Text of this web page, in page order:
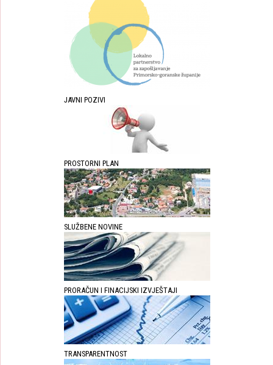
JAVNI POZIVI
PROSTORNI PLAN
SLUŽBENE NOVINE
PRORAČUN I FINACIJSKI IZVJEŠTAJI
TRANSPARENTNOST